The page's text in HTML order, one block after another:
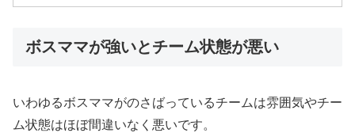
ボスママが強いとチーム状態が悪い
いわゆるボスママがのさばっているチームは雰囲気やチー
ム状態はほぼ間違いなく悪いです。